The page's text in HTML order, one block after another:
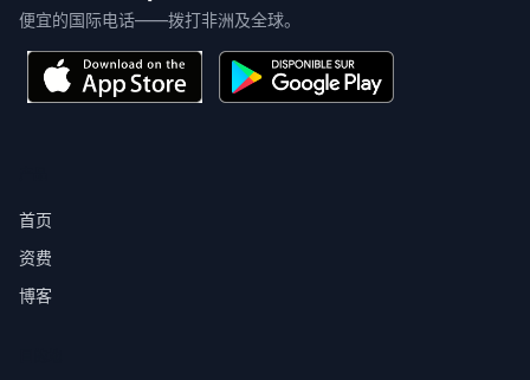
便宜的国际电话——拨打非洲及全球。
首页
资费
博客